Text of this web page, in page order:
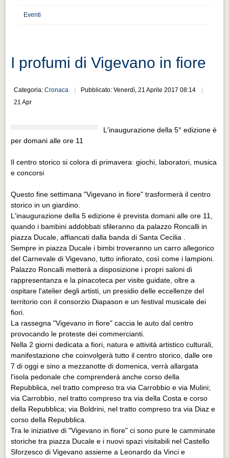
Cultura e turismo 4.0
Cultura e turismo 4.0
PROGETTI
Progetti Aperti
Progetti Realizzati
Progetti Realizzati
EVENTI
EVENTI
Eventi Vigevano
Eventi Vigevano
Eventi Pavia
Eventi Pavia
Eventi
I profumi di Vigevano in fiore
Categoria:Cronaca
Pubblicato: Venerdì, 21 Aprile 2017 08:14
21 Apr
L'inaugurazione della 5° edizione è
per domani alle ore 11
Il centro storico si colora di primavera: giochi, laboratori, musica
e concorsi
Questo fine settimana "Vigevano in fiore" trasformerà il centro
storico in un giardino.
L'inaugurazione della 5 edizione è prevista domani alle ore 11,
quando i bambini addobbati sfileranno da palazzo Roncalli in
piazza Ducale, affiancati dalla banda di Santa Cecilia .
Sempre in piazza Ducale i bimbi troveranno un carro allegorico
del Carnevale di Vigevano, tutto infiorato, così come i lampioni.
Palazzo Roncalli metterà a disposizione i propri saloni di
rappresentanza e la pinacoteca per visite guidate, oltre a
ospitare l'atelier degli artisti, un presidio delle eccellenze del
territorio con il consorzio Diapason e un festival musicale dei
fiori.
La rassegna "Vigevano in fiore" caccia le auto dal centro
provocando le proteste dei commercianti.
Nella 2 giorni dedicata a fiori, natura e attività artistico culturali,
manifestazione che coinvolgerà tutto il centro storico, dalle ore
7 di oggi e sino a mezzanotte di domenica, verrà allargata
l'isola pedonale che comprenderà anche corso della
Repubblica, nel tratto compreso tra via Carrobbio e via Mulini;
via Carrobbio, nel tratto compreso tra via della Costa e corso
della Repubblica; via Boldrini, nel tratto compreso tra via Diaz e
corso della Repubblica.
Tra le iniziative di "Vigevano in fiore" ci sono pure le camminate
storiche tra piazza Ducale e i nuovi spazi visitabili nel Castello
Sforzesco di Vigevano assieme a Leonardo da Vinci e